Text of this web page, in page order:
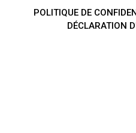
POLITIQUE DE
DÉCLARATION